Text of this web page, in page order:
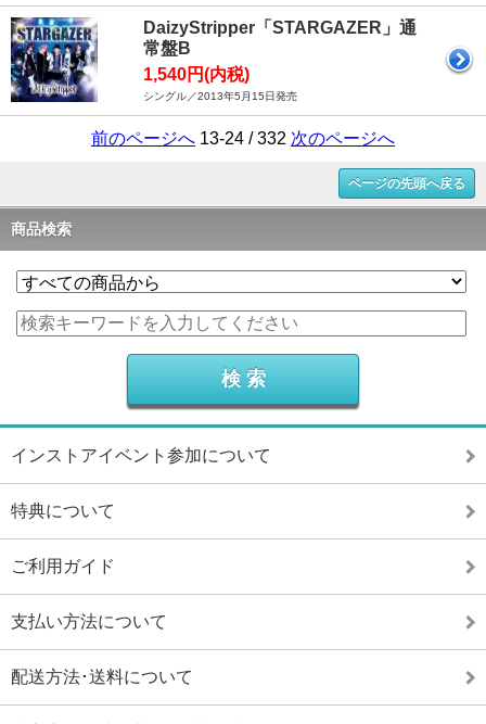
DaizyStripper「STARGAZER」通
常盤B
1,540円(内税)
シングル／2013年5月15日発売
前のページへ 13-24 / 332 次のページへ
ページの先頭へ戻る
商品検索
インストアイベント参加について
特典について
ご利用ガイド
支払い方法について
配送方法･送料について